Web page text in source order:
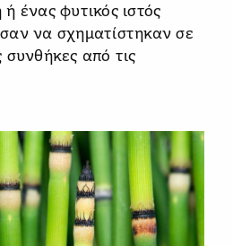
ένας φυτικός ιστός
να σχηματίστηκαν σε
συνθήκες από τις